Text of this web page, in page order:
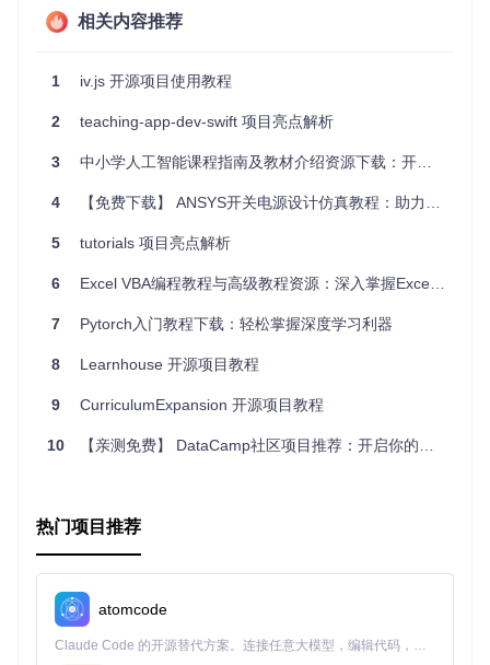
  <html>
    <head>
    <body>
      <p>This is a simple example.</p>
  </html>
const dom = iv.parse(htmlString);
// 获取标题元素
console.log (titleElement.textContent); // 输出: Hello,
// 获取所有 p 元素
pElements.forEach(p => console .log(p.
// 修改标题内容
const titleElement = dom.
titleElement.textContent = 'New Title';
// 添加一个新的段落
const newParagraph = iv. createElement( 'p');
相关内容推荐
1 iv.js 开源项目使用教程
2 teaching-app-dev-swift 项目亮点解析
3 中小学人工智能课程指南及教材介绍资源下载：开启智能教育新篇章
4 【免费下载】 ANSYS开关电源设计仿真教程：助力电源设计，仿真无忧
5 tutorials 项目亮点解析
6 Excel VBA编程教程与高级教程资源：深入掌握Excel自动化利器
7 Pytorch入门教程下载：轻松掌握深度学习利器
8 Learnhouse 开源项目教程
9 CurriculumExpansion 开源项目教程
10 【亲测免费】 DataCamp社区项目推荐：开启你的数据科学之旅
热门项目推荐
atomcode
Claude Code 的开源替代方案。连接任意大模型，编辑代码，运行命令，自动验证 — 全自动执行。用 Rust 构建，极致性能。 ｜ An open-source alternative to Claude Code. Connect any LLM, edit code, run commands, and verify changes — autonomously. Built in Rust for speed. Get Started